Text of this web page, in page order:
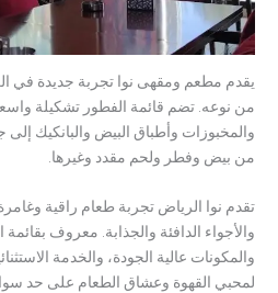
يقدم مطعم ومقهى نوا تجربة جديدة في
من نوعه. تضم قائمة الفطور تشكيلة
والمخبوزات وأطباق البيض والبانكيك
من بيض وفطر ولحم مقدد وغيرها.
تقدم نوا الرياض تجربة طعام راقية
والأجواء الدافئة والجذابة. معروف
والمكونات عالية الجودة، والخدمة
لمحبي القهوة وعشاق الطعام على حد